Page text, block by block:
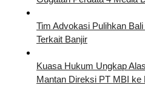
Tim Advokasi Pulihkan
Terkait Banjir
Kuasa Hukum Ungkap
Mantan Direksi PT MBI ke